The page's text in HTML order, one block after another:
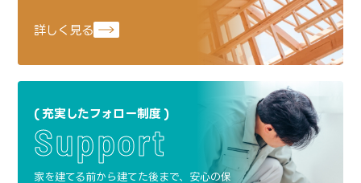
詳しく見る
充実したフォロー制度
Support
家を建てる前から建てた後まで、安心の保